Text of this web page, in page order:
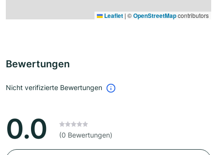
Leaflet | ©OpenStreetMapcontributors
Bewertungen
Nicht verifizierte Bewertungen
0.0 (0 Bewertungen)